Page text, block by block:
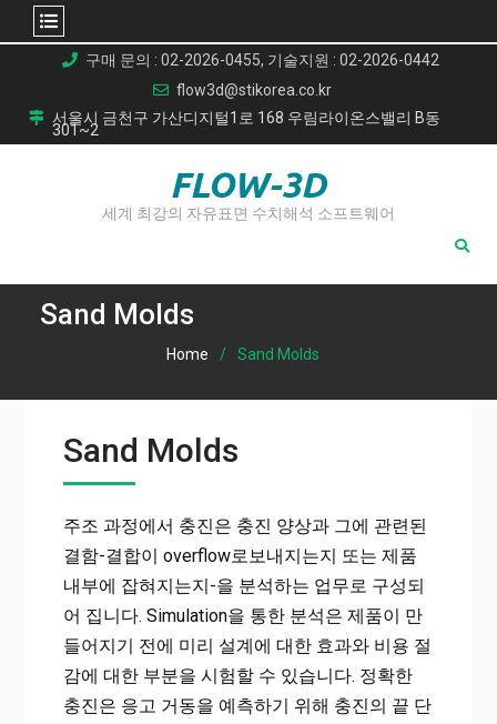
content
구매 문의 : 02-2026-0455, 기술지원 : 02-2026-0442
flow3d@stikorea.co.kr
서울시 금천구 가산디지털1로 168 우림라이온스밸리 B동
301~2
FLOW-3D
세계 최강의 자유표면 수치해석 소프트웨어
Sand Molds
Home Sand Molds
Sand Molds
주조 과정에서 충진은 충진 양상과 그에 관련된
결함-결합이 overflow로보내지는지 또는 제품
내부에 잡혀지는지-을 분석하는 업무로 구성되
어 집니다. Simulation을 통한 분석은 제품이 만
들어지기 전에 미리 설계에 대한 효과와 비용 절
감에 대한 부분을 시험할 수 있습니다. 정확한
충진은 응고 거동을 예측하기 위해 충진의 끝 단